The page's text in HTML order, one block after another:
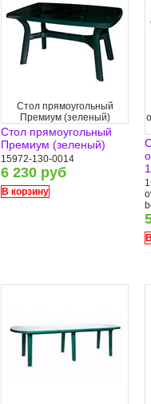
Стол прямоугольный
Премиум (зеленый)
Стол прямоугольный
Премиум (зеленый)
15972-130-0014
6 230 руб
В корзину